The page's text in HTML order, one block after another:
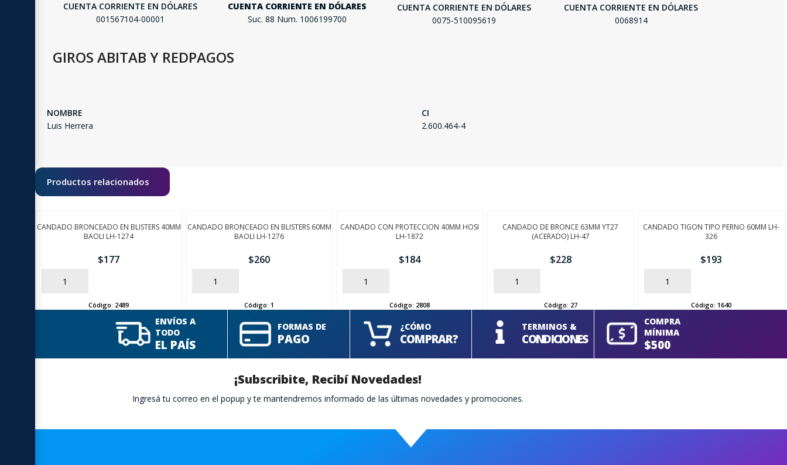
CUENTA CORRIENTE EN DÓLARES
001567104-00001
CUENTA CORRIENTE EN DÓLARES
Suc. 88 Num. 1006199700
CUENTA CORRIENTE EN DÓLARES
0075-510095619
CUENTA CORRIENTE EN DÓLARES
0068914
GIROS ABITAB Y REDPAGOS
NOMBRE
Luis Herrera
CI
2.600.464-4
Productos relacionados
CANDADO BRONCEADO EN BLISTERS 40MM
BAOLI LH-1274
$177
AÑADIR
Código: 2489
CANDADO BRONCEADO EN BLISTERS 60MM
BAOLI LH-1276
$260
AÑADIR
Código:1
CANDADO CON PROTECCION 40MM HOSI
LH-1872
$184
AÑADIR
Código: 2808
CANDADO DE BRONCE 63MM YT27
(ACERADO) LH-47
$228
AÑADIR
Código: 27
CANDADO TIGON TIPO PERNO 60MM LH-
326
$193
AÑADIR
Código: 1640
ENVÍOS A
TODO
EL PAÍS
FORMAS DE
PAGO
¿CÓMO
COMPRAR?
TERMINOS &
CONDICIONES
COMPRA
MÍNIMA
$500
¡Subscribite, Recibí Novedades!
Ingresá tu correo en el popup y te mantendremos informado de las últimas novedades y promociones.